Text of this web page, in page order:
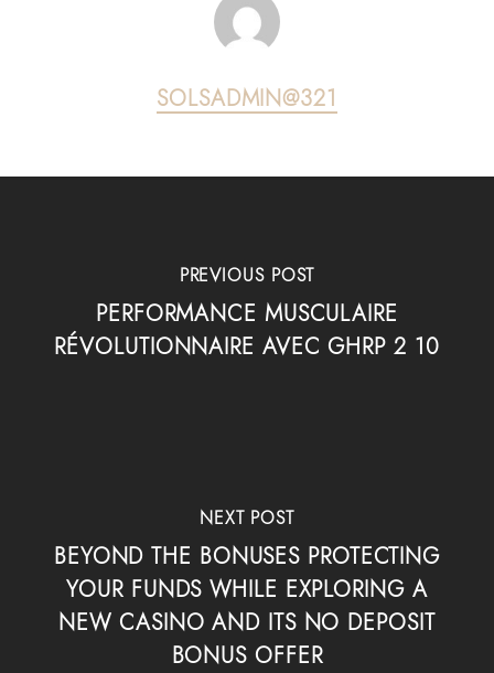
SOLSADMIN@321
PREVIOUS POST
PERFORMANCE MUSCULAIRE
RÉVOLUTIONNAIRE AVEC GHRP 2 10
NEXT POST
BEYOND THE BONUSES PROTECTING
YOUR FUNDS WHILE EXPLORING A
NEW CASINO AND ITS NO DEPOSIT
BONUS OFFER